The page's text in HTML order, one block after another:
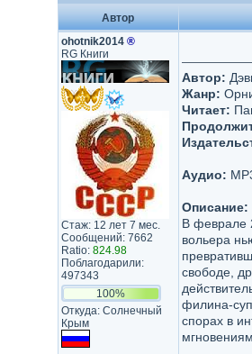
Автор
ohotnik2014 ®
RG Книги
Стаж: 12 лет 7 мес.
Сообщений: 7662
Ratio: 824.98
Поблагодарили:
497343
100%
Откуда: Солнечный
Крым
Автор:
Жанр:
Читает:
Аудио:
Описание:
В феврале
вольера
свободе,
филина-
спорах в